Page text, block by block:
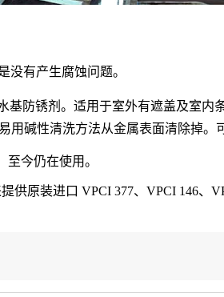
没有产生腐蚀问题。
基防锈剂。 适用于室外有遮盖及室内
用碱性清洗方法从金属表面清除掉。
今仍在使用。
供原装进口 VPCI 377、VPCI 146、